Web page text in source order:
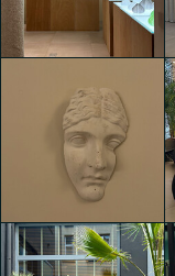
SENSES
Isabella Erika
Schmalzbauer
Schmalzbauer